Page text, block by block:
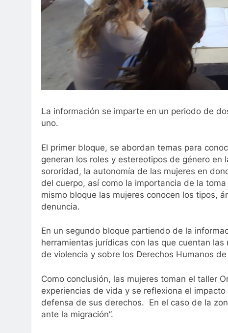
La información se imparte en un periodo de
uno.
El primer bloque, se abordan temas para
generan los roles y estereotipos de género en
sororidad, la autonomía de las mujeres en
del cuerpo, así como la importancia de la
mismo bloque las mujeres conocen los tipos,
denuncia.
En un segundo bloque partiendo de la
herramientas jurídicas con las que cuentan
de violencia y sobre los Derechos Humanos
Como conclusión, las mujeres toman el taller
experiencias de vida y se reflexiona el
defensa de sus derechos. En el caso de la
ante la migración”.